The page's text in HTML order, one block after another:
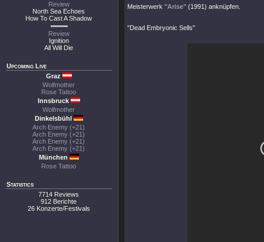
Review
North Sea Echoes
How To Cast A Shadow
Review
Ignition
All Will Die
Upcoming Live
Graz
Wolfmother
Rose Tattoo
Innsbruck
Wolfmother
Dinkelsbühl
Arch Enemy (+21)
Arch Enemy (+21)
Arch Enemy (+21)
Arch Enemy (+21)
München
Rose Tattoo
Statistics
7714 Reviews
912 Berichte
26 Konzerte/Festivals
Meisterwerk "Arise" (1991) anknüpfen.
"Dead Embryonic Sells"